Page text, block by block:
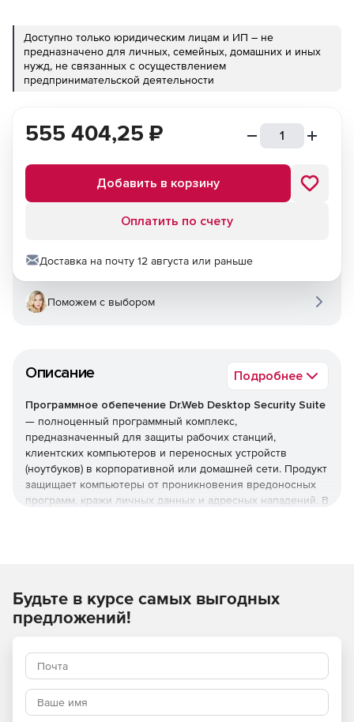
Доступно только юридическим лицам и ИП – не
предназначено для личных, семейных, домашних и иных
нужд, не связанных с осуществлением
предпринимательской деятельности
Описание Подробнее
Программное обепечение Dr.Web Desktop Security Suite
— полноценный программный комплекс,
предназначенный для защиты рабочих станций,
клиентских компьютеров и переносных устройств
(ноутбуков) в корпоративной или домашней сети. Продукт
защищает компьютеры от проникновения вредоносных
программ, кражи личных данных и адресных нападений. В
Преимущества Dr.Web Desktop
Наличие сертификатов
Dr.Web Desktop Security Suite имеет сертификаты
соответствия ФСТЭК России и ФСБ. Это означает, что
555 404,25 ₽
Добавить в корзину
Оплатить по счету
Доставка на почту 12 августа или раньше
Поможем с выбором
Будьте в курсе самых выгодных
предложений!